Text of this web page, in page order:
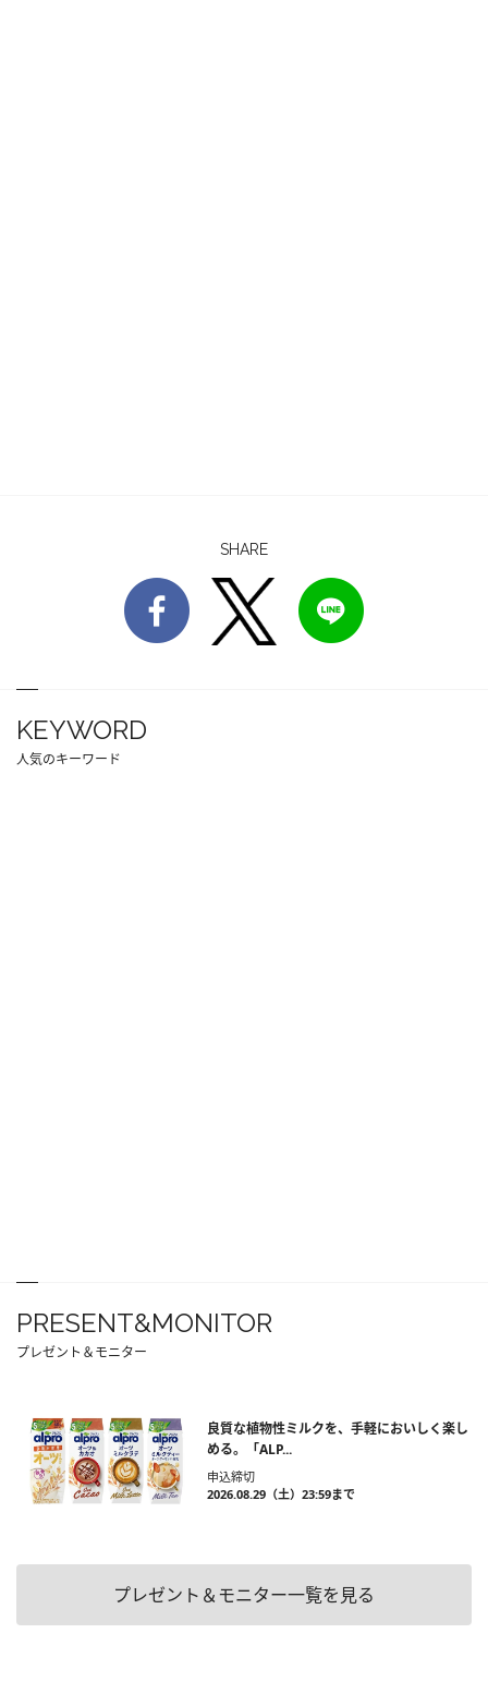
SHARE
KEYWORD
人気のキーワード
PRESENT&MONITOR
プレゼント＆モニター
良質な植物性ミルクを、手軽においしく楽し
める。「ALP...
申込締切
2026.08.29（土）23:59まで
プレゼント＆モニター一覧を見る